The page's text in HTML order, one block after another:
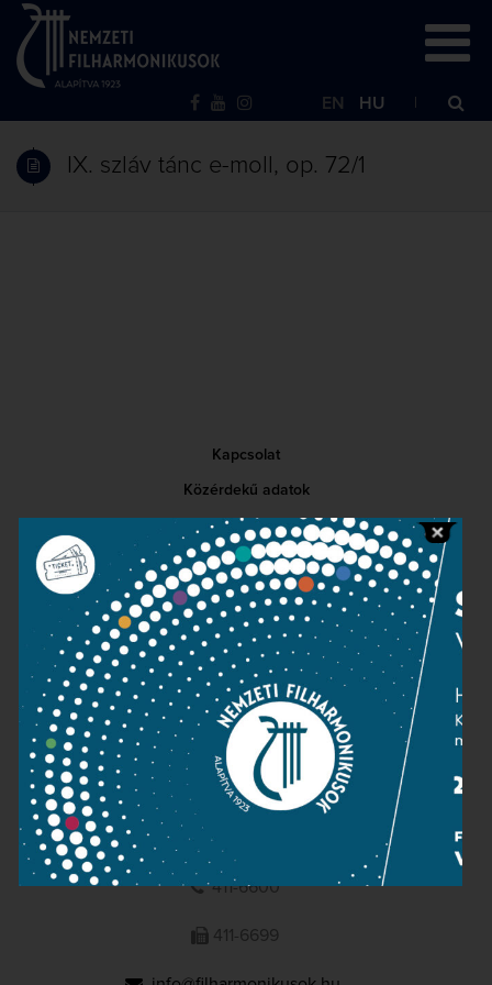
EN HU
IX. szláv tánc e-moll, op. 72/1
Kapcsolat
Közérdekű adatok
Sajtószoba
Adatvédelem
Impresszum
NEMZETI
FILHARMONIKUSOK
1095 Budapest, Komor Marcell u. 1. (Müpa)
411-6600
411-6699